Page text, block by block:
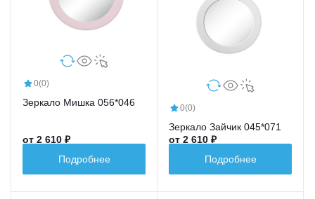
0(0)
Зеркало Мишка 056*046
от 2 610 ₽
Подробнее
0(0)
Зеркало Зайчик 045*071
от 2 610 ₽
Подробнее